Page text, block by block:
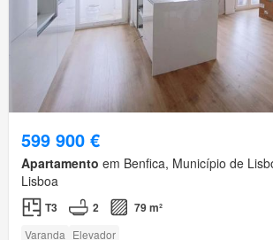
599 900 €
Apartamento em Benfica, Município de
Lisboa
T3 2 79 m²
Varanda Elevador